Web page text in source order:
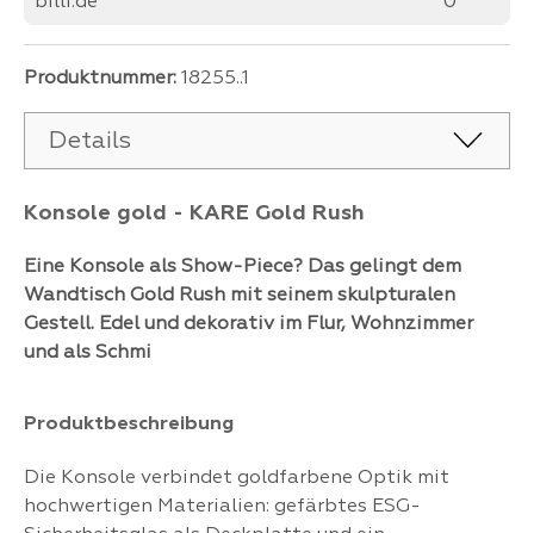
Produktnummer: 18255..1
Details
Konsole gold - KARE Gold Rush
Eine Konsole als Show-Piece? Das gelingt dem
Wandtisch Gold Rush mit seinem skulpturalen
Gestell. Edel und dekorativ im Flur, Wohnzimmer
und als Schmi
Produktbeschreibung
Die Konsole verbindet goldfarbene Optik mit
hochwertigen Materialien: gefärbtes ESG-